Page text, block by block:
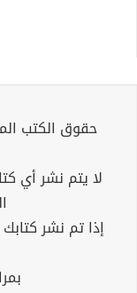
حقوق الكتب
لا يتم نشر أي
إذا تم نشر